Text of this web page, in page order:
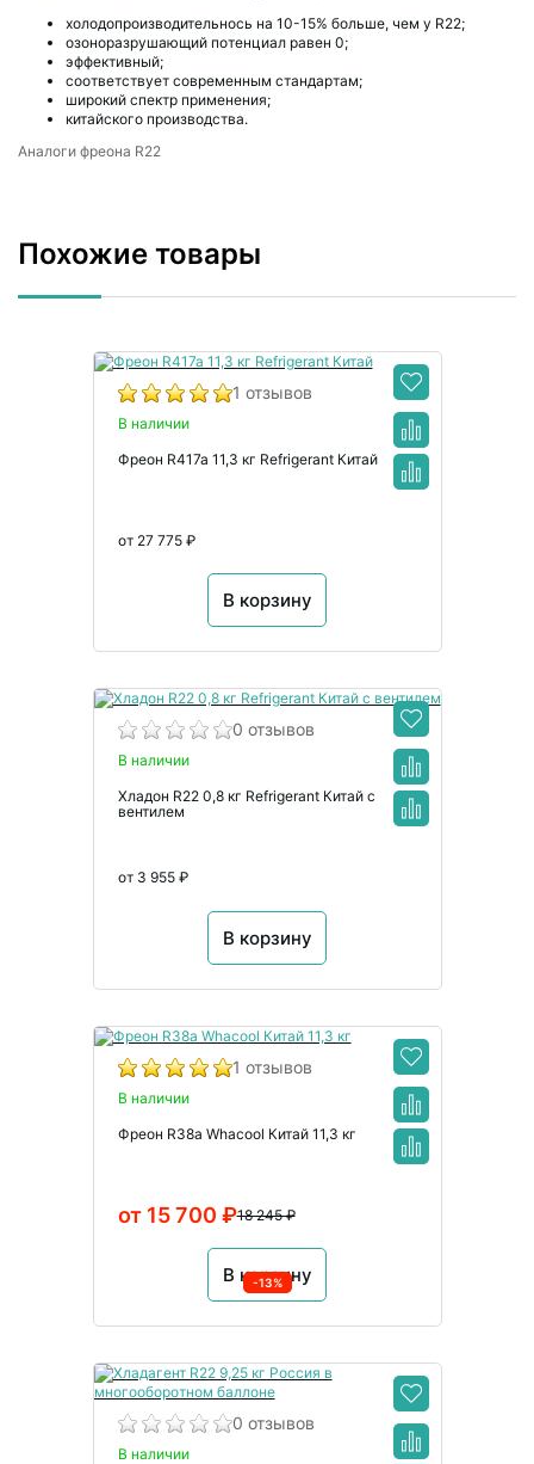
холодопроизводительнось на 10-15% больше, чем у R22;
озоноразрушающий потенциал равен 0;
эффективный;
соответствует современным стандартам;
широкий спектр применения;
китайского производства.
Аналоги фреона R22
Похожие товары
1 отзывов
В наличии
Фреон R417a 11,3 кг Refrigerant Китай
от 27 775 ₽
В корзину
0 отзывов
В наличии
Хладон R22 0,8 кг Refrigerant Китай с
вентилем
от 3 955 ₽
В корзину
1 отзывов
В наличии
Фреон R38a Whacool Китай 11,3 кг
18 245 ₽
от 15 700 ₽
В корзину
-13%
0 отзывов
В наличии